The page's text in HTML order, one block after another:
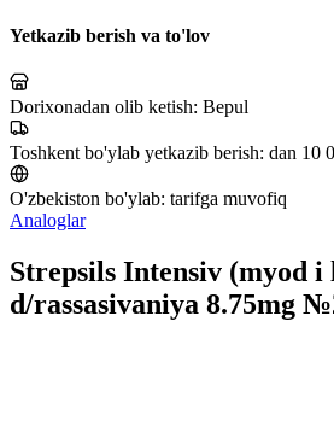
Yetkazib berish va to'lov
Dorixonadan olib ketish: Bepul
Toshkent bo'ylab yetkazib berish: dan 10
O'zbekiston bo'ylab: tarifga muvofiq
Analoglar
Strepsils Intensiv (myod i
d/rassasivaniya 8.75mg